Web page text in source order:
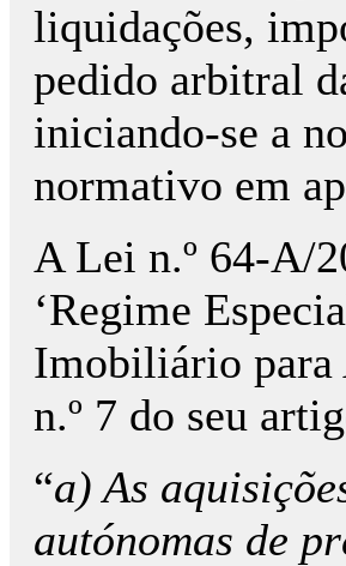
liquidações,
pedido arbitral
iniciando-se a
normativo em
A Lei n.º 64-A/
‘Regime
Imobiliário para
n.º 7 do seu
“a) As
autónomas de